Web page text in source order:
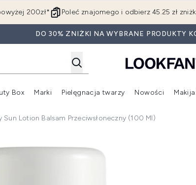
200zł* Poleć znajomego i odbierz 45.25 zł
DO 30% ZNIŻKI NA WYBRANE PRODUKTY
Box
Wejdź do podmenu (Beauty Box)
Marki
Wejdź do podmenu (Marki)
Pielęgnacja twarzy Nowości
Sun Lotion Balsam Przeciwsłoneczny (100 Ml)
Sun Lotion balsam przeciwsłoneczny (100 ml)